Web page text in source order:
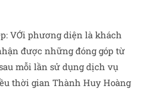
VỚi phương diện là khách
được những đóng góp từ
mỗi lần sử dụng dịch vụ
thời gian Thành Huy Hoàng